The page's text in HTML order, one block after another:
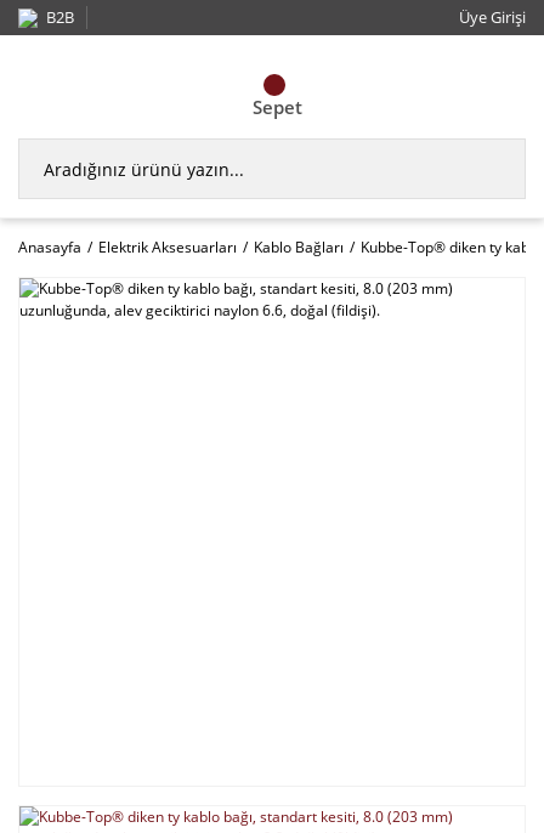
B2B Üye Girişi
Sepet
Anasayfa Elektrik Aksesuarları Kablo Bağları Kubbe-Top® diken ty